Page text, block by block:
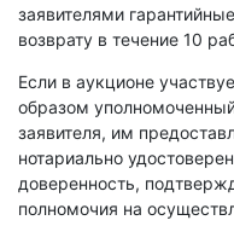
заявителями
возврату в течение 10
Если в аукционе
образом
заявителя, им
нотариально
доверенность,
полномочия на